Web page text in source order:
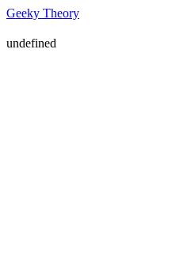
Geeky Theory
undefined